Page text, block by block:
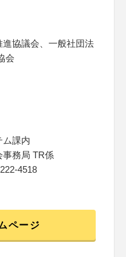
協議会、一般社団法
会
ム課内
事務局 TR係
4518
ページ